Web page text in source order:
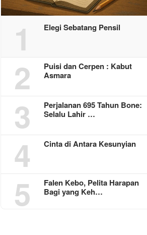
1 Elegi Sebatang Pensil
2
Puisi dan Cerpen : Kabut
Asmara
3
Perjalanan 695 Tahun Bone:
Selalu Lahir …
4 Cinta di Antara Kesunyian
5
Falen Kebo, Pelita Harapan
Bagi yang Keh…